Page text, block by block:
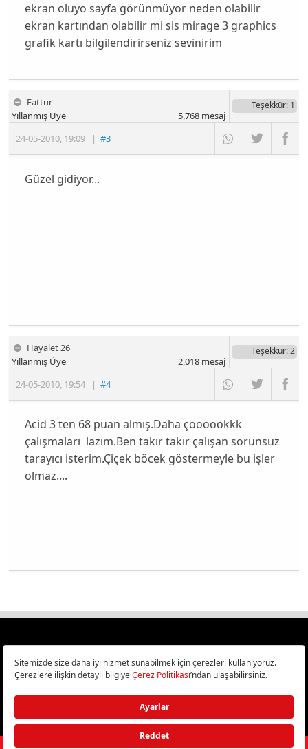
ekran oluyo sayfa görünmüyor neden olabilir
ekran kartından olabilir mi sis mirage 3 graphics
grafik kartı bilgilendirirseniz sevinirim
Fattur
24-05-2010, 19:09 |#3
Yıllanmış Üye
Teşekkür: 1
5,768mesaj
Güzel gidiyor...
Hayalet 26
24-05-2010, 19:54 |#4
Yıllanmış Üye
Teşekkür: 2
2,018mesaj
Acid 3 ten 68 puan almış.Daha çoooookkk
çalışmaları lazım.Ben takır takır çalışan sorunsuz
tarayıcı isterim.Çiçek böcek göstermeyle bu işler
olmaz....
Türkiye
Bilişim ve Teknoloji Haberleri CHIP Online’da!